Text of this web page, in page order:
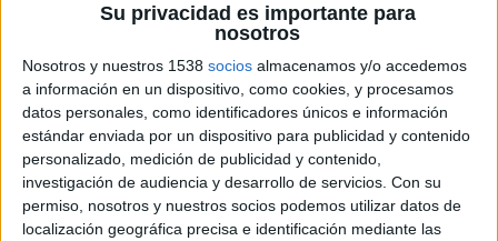
Su privacidad es importante para
nosotros
Nosotros y nuestros 1538 socios almacenamos y/o accedemos
a información en un dispositivo, como cookies, y procesamos
datos personales, como identificadores únicos e información
estándar enviada por un dispositivo para publicidad y contenido
personalizado, medición de publicidad y contenido,
investigación de audiencia y desarrollo de servicios. Con su
permiso, nosotros y nuestros socios podemos utilizar datos de
localización geográfica precisa e identificación mediante las
23 DE AGOSTO DE 2021
El director general de TecniTasa y el
gerente del club deportivo amplían por un
año más el convenio redoblando la apuesta
por unos valores comunes